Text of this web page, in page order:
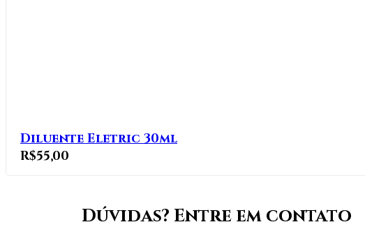
Diluente Eletric 30ml
R$55,00
Dúvidas? Entre em contato